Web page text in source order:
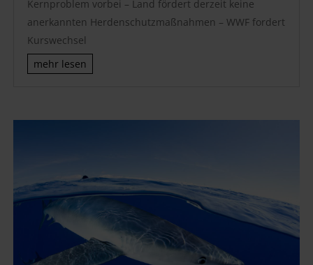
Kernproblem vorbei – Land fördert derzeit keine
anerkannten Herdenschutzmaßnahmen – WWF fordert
Kurswechsel
mehr lesen